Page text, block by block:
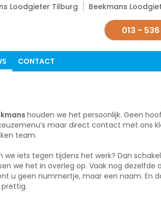
Loodgieter Tilburg Beekmans
013 -
CONTACT
houden we het persoonlijk. Geen
maar direct contact met ons
team.
we iets tegen tijdens het werk? Dan
we het in overleg op. Vaak nog dezelfde
u geen nummertje, maar een naam. En
prettig.